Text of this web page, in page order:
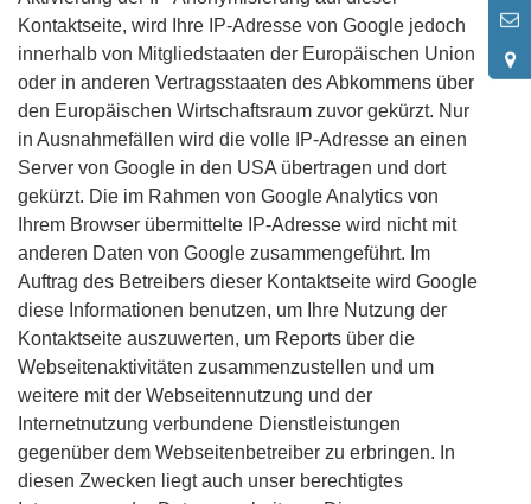
Kontaktseite, wird Ihre IP-Adresse von Google jedoch
innerhalb von Mitgliedstaaten der Europäischen Union
oder in anderen Vertragsstaaten des Abkommens über
den Europäischen Wirtschaftsraum zuvor gekürzt. Nur
in Ausnahmefällen wird die volle IP-Adresse an einen
Server von Google in den USA übertragen und dort
gekürzt. Die im Rahmen von Google Analytics von
Ihrem Browser übermittelte IP-Adresse wird nicht mit
anderen Daten von Google zusammengeführt. Im
Auftrag des Betreibers dieser Kontaktseite wird Google
diese Informationen benutzen, um Ihre Nutzung der
Kontaktseite auszuwerten, um Reports über die
Webseitenaktivitäten zusammenzustellen und um
weitere mit der Webseitennutzung und der
Internetnutzung verbundene Dienstleistungen
gegenüber dem Webseitenbetreiber zu erbringen. In
diesen Zwecken liegt auch unser berechtigtes